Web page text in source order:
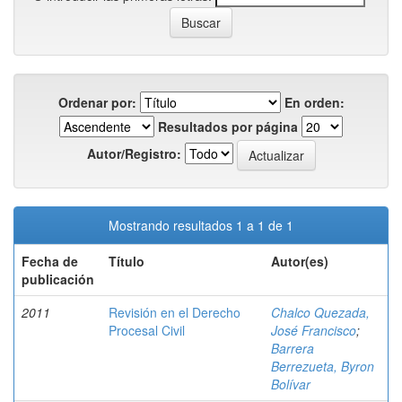
Ordenar por:
En orden:
Resultados por página
Autor/Registro:
Mostrando resultados 1 a 1 de 1
Fecha de
publicación
Título Autor(es)
2011
Revisión en el Derecho
Procesal Civil
Chalco Quezada,
José Francisco;
Barrera
Berrezueta, Byron
Bolívar